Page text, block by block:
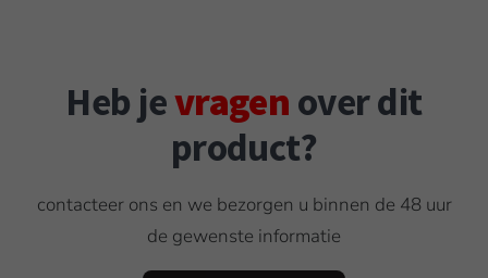
Heb jevragen over dit
product?
contacteer ons en we bezorgen u binnen de 48 uur
de gewenste informatie